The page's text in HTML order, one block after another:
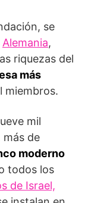
se
Alemania,
riquezas del
más
miembros.
mil
más de
moderno
todos los
de Israel,